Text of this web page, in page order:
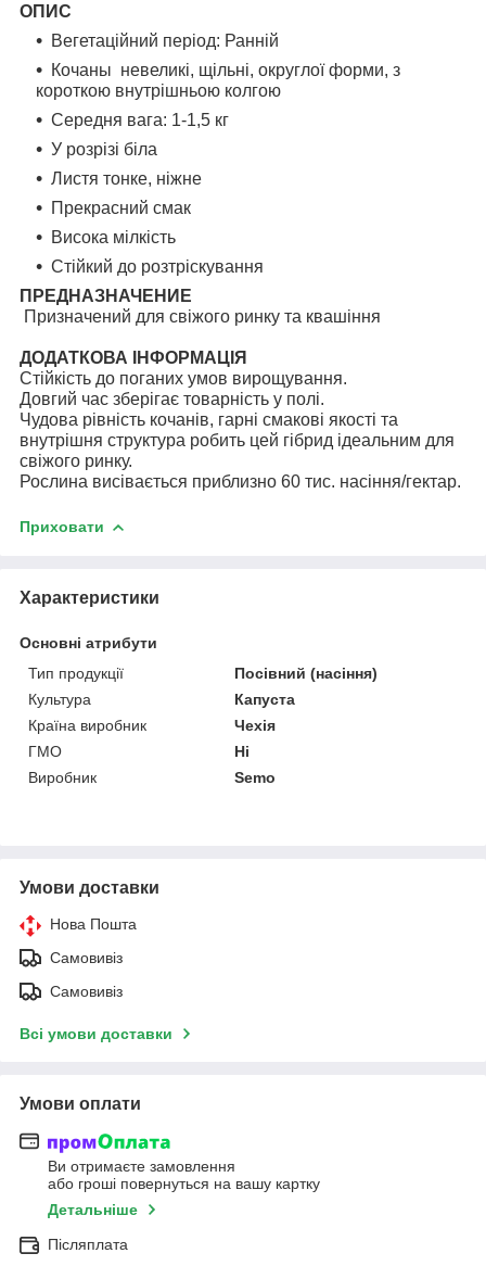
ОПИС
Вегетаційний період: Ранній
Кочаны невеликі, щільні, округлої форми, з
короткою внутрішньою колгою
Середня вага: 1-1,5 кг
У розрізі біла
Листя тонке, ніжне
Прекрасний смак
Висока мілкість
Стійкий до розтріскування
ПРЕДНАЗНАЧЕНИЕ
Призначений для свіжого ринку та квашіння
ДОДАТКОВА ІНФОРМАЦІЯ
Стійкість до поганих умов вирощування.
Довгий час зберігає товарність у полі.
Чудова рівність кочанів, гарні смакові якості та
внутрішня структура робить цей гібрид ідеальним для
свіжого ринку.
Рослина висівається приблизно 60 тис. насіння/гектар.
Приховати
Характеристики
Основні атрибути
Тип продукції
Посівний (насіння)
Культура
Капуста
Країна виробник
Чехія
ГМО
Ні
Виробник
Semo
Умови доставки
Нова Пошта
Самовивіз
Самовивіз
Всі умови доставки
Умови оплати
Ви отримаєте замовлення
або гроші повернуться на вашу картку
Детальніше
Післяплата